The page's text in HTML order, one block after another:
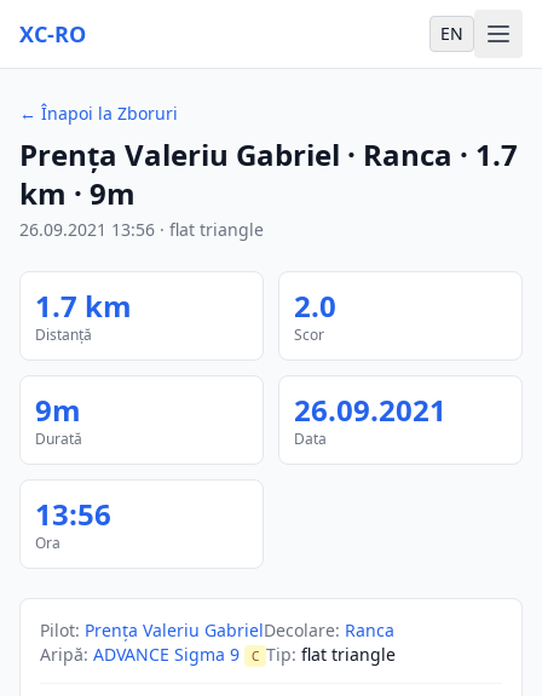
XC-RO EN
← Înapoi la Zboruri
Prența Valeriu Gabriel · Ranca · 1.7
km · 9m
26.09.2021 13:56 · flat triangle
1.7 km
Distanță
2.0
Scor
9m
Durată
26.09.2021
Data
13:56
Ora
Pilot: Prența Valeriu GabrielDecolare: Ranca
Aripă: ADVANCE Sigma 9 C Tip: flat triangle